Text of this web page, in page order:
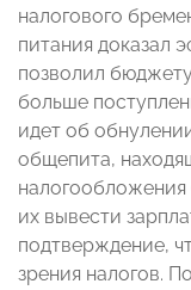
налогового
питания доказал
позволил
больше
идет об
общепита,
их вывести
подтверждение,
зрения налогов.